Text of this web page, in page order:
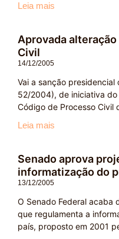
Leia mais
Aprovada
Civil
14/12/2005
Vai a sanção
52/2004), de iniciativa
Código de Processo Civil
Leia mais
Senado aprova
informatização do
13/12/2005
O Senado Federal acaba
que regulamenta a
país, proposto em 2001